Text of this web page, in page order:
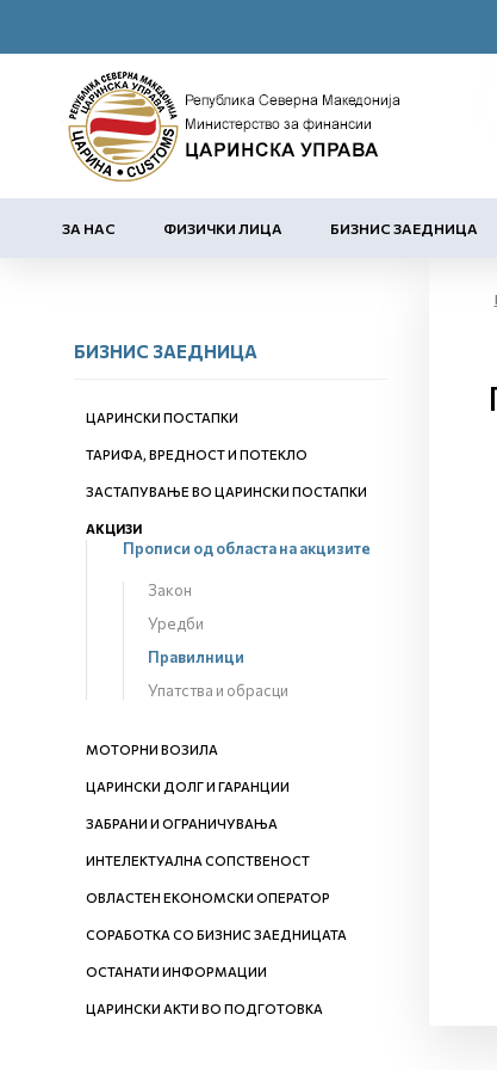
ЗА НАС ФИЗИЧКИ ЛИЦА БИЗНИС ЗАЕДНИЦА
БИЗНИС ЗАЕДНИЦА
ЦАРИНСКИ ПОСТАПКИ
ТАРИФА, ВРЕДНОСТ И ПОТЕКЛО
ЗАСТАПУВАЊЕ ВО ЦАРИНСКИ ПОСТАПКИ
АКЦИЗИ
Прописи од областа на акцизите
Закон
Уредби
Правилници
Упатства и обрасци
МОТОРНИ ВОЗИЛА
ЦАРИНСКИ ДОЛГ И ГАРАНЦИИ
ЗАБРАНИ И ОГРАНИЧУВАЊА
ИНТЕЛЕКТУАЛНА СОПСТВЕНОСТ
ОВЛАСТЕН ЕКОНОМСКИ ОПЕРАТОР
СОРАБОТКА СО БИЗНИС ЗАЕДНИЦАТА
ОСТАНАТИ ИНФОРМАЦИИ
ЦАРИНСКИ АКТИ ВО ПОДГОТОВКА